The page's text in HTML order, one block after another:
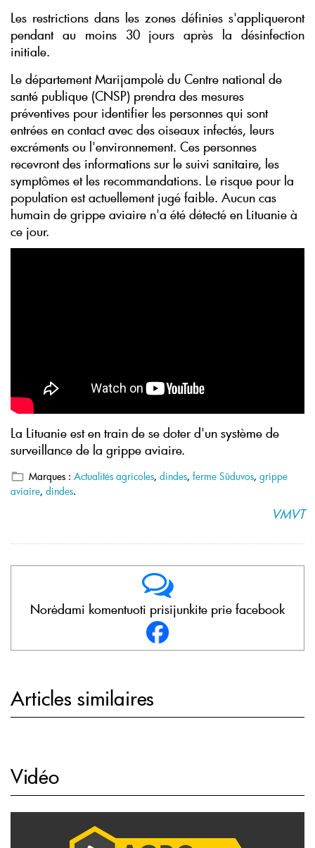
Les restrictions dans les zones définies s'appliqueront
pendant au moins 30 jours après la désinfection
initiale.
Le département Marijampolė du Centre national de
santé publique (CNSP) prendra des mesures
préventives pour identifier les personnes qui sont
entrées en contact avec des oiseaux infectés, leurs
excréments ou l'environnement. Ces personnes
recevront des informations sur le suivi sanitaire, les
symptômes et les recommandations. Le risque pour la
population est actuellement jugé faible. Aucun cas
humain de grippe aviaire n'a été détecté en Lituanie à
ce jour.
La Lituanie est en train de se doter d'un système de
surveillance de la grippe aviaire.
Marques : Actualités agricoles, dindes, ferme Sūduvos, grippe
aviaire, dindes.
VMVT
Norėdami komentuoti prisijunkite prie facebook
Articles similaires
Vidéo